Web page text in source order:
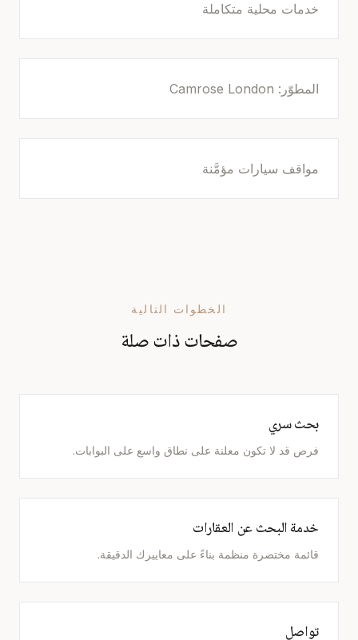
خدمات محلية متكاملة
المطوّر: Camrose London
مواقف سيارات مؤمَّنة
الخطوات التالية
صفحات ذات صلة
بحث سري
فرص قد لا تكون معلنة على نطاق واسع على البوابات.
خدمة البحث عن العقارات
قائمة مختصرة منظمة بناءً على معاييرك الدقيقة.
تواصل